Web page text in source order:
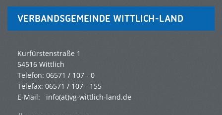
VERBANDSGEMEINDE WITTLICH-LAND
Kurfürstenstraße 1
54516 Wittlich
Telefon: 06571 / 107 - 0
Telefax: 06571 / 107 - 155
E-Mail: info(at)vg-wittlich-land.de